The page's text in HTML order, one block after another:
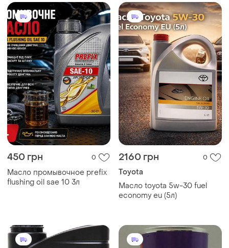
450 грн 0
Масло промывочное prefix
flushing oil sae 10 3л
2160 грн 0
Toyota
Масло toyota 5w-30 fuel
economy eu (5л)